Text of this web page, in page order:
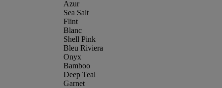
Azur
Sea Salt
Flint
Blanc
Shell Pink
Bleu Riviera
Onyx
Bamboo
Deep Teal
Garnet